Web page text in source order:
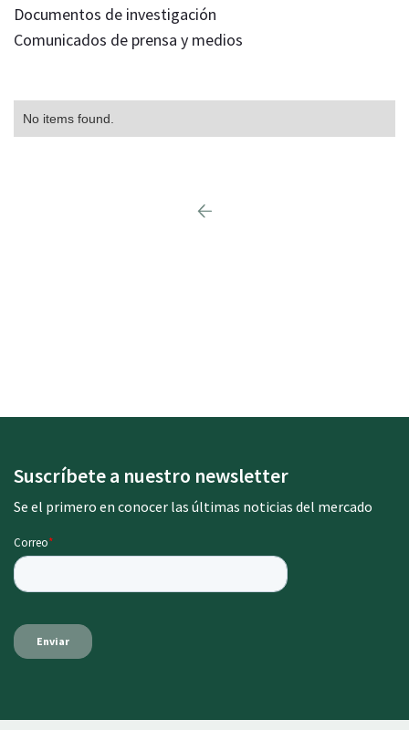
Documentos de investigación
Comunicados de prensa y medios
No items found.
Suscríbete a nuestro newsletter
Se el primero en conocer las últimas noticias del mercado